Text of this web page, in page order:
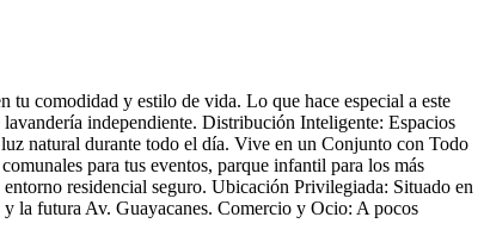
tu comodidad y estilo de vida. Lo que hace especial a este
independiente. Distribución Inteligente: Espacios
natural durante todo el día. Vive en un Conjunto con Todo
para tus eventos, parque infantil para los más
residencial seguro. Ubicación Privilegiada: Situado en
la futura Av. Guayacanes. Comercio y Ocio: A pocos